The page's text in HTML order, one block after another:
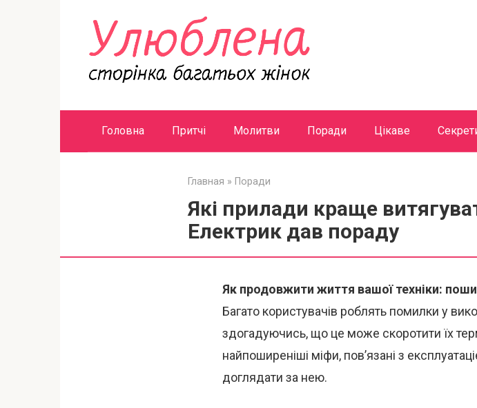
Головна Притчі Молитви Поради Цікаве
Главная » Поради
Які прилади краще
Електрик дав пораду
Як продовжити життя вашої техніки:
Багато користувачів роблять помилки у
здогадуючись, що це може скоротити їх
найпоширеніші міфи, пов’язані з
доглядати за нею.